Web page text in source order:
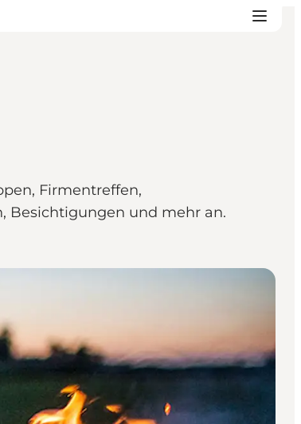
Firmentreffen,
Besichtigungen und mehr an.